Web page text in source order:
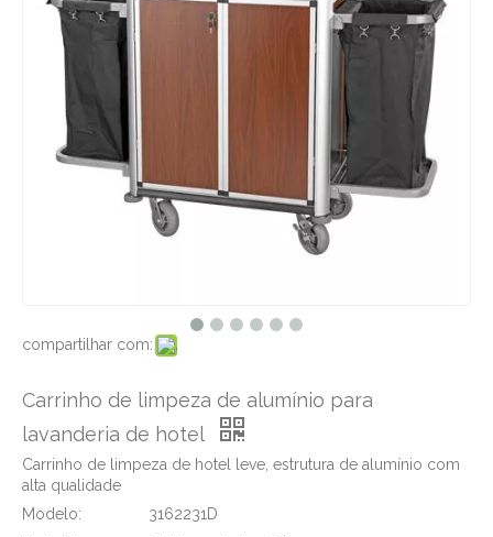
compartilhar com:
Carrinho de limpeza de alumínio para
lavanderia de hotel
Carrinho de limpeza de hotel leve, estrutura de alumínio com
alta qualidade
Modelo:
3162231D